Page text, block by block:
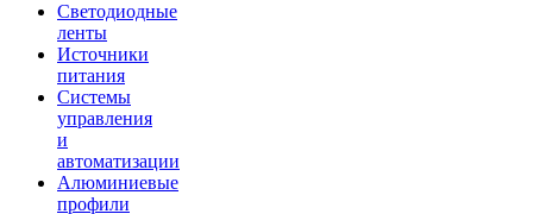
Светодиодные
ленты
Источники
питания
Системы
управления
и
автоматизации
Алюминиевые
профили